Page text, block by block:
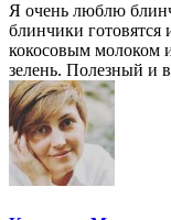
Я очень люблю
блинчики готовятся
кокосовым молоком
зелень. Полезный и